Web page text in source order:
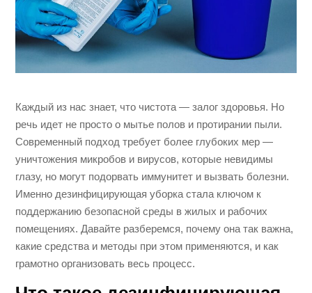
Каждый из нас знает, что чистота — залог здоровья. Но
речь идет не просто о мытье полов и протирании пыли.
Современный подход требует более глубоких мер —
уничтожения микробов и вирусов, которые невидимы
глазу, но могут подорвать иммунитет и вызвать болезни.
Именно дезинфицирующая уборка стала ключом к
поддержанию безопасной среды в жилых и рабочих
помещениях. Давайте разберемся, почему она так важна,
какие средства и методы при этом применяются, и как
грамотно организовать весь процесс.